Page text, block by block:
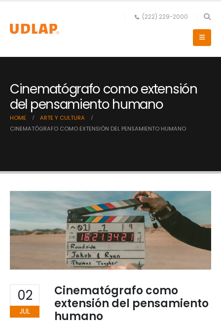
(222) 229-2000
Cinematógrafo como extensión
del pensamiento humano
HOME
ARTE Y CULTURA
CINEMATÓGRAFO COMO EXTENSIÓN DEL PENSAMIENTO HUMANO
02
JUL
Cinematógrafo como
extensión del pensamiento
humano